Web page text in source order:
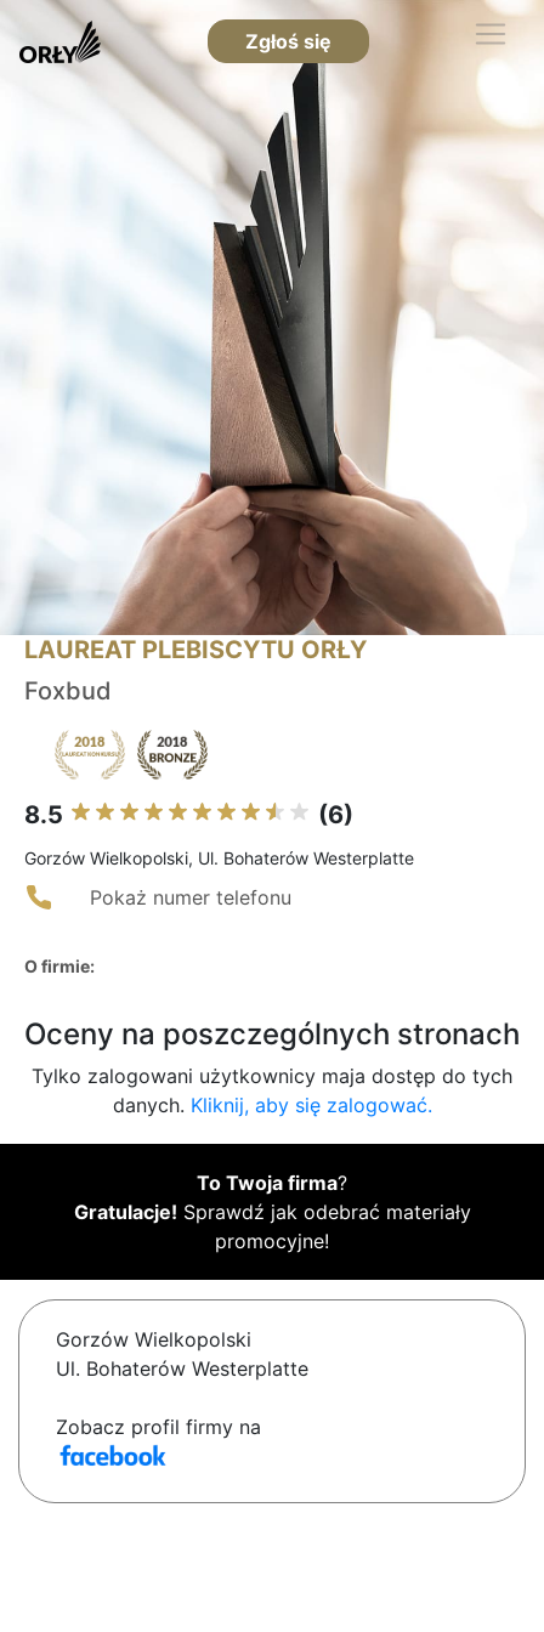
Zgłoś się
LAUREAT PLEBISCYTU ORŁY
Foxbud
8.5 (6)
Gorzów Wielkopolski, Ul. Bohaterów Westerplatte
Pokaż numer telefonu
O firmie:
Oceny na poszczególnych stronach
Tylko zalogowani użytkownicy maja dostęp do tych
danych. Kliknij, aby się zalogować.
To Twoja firma?
Gratulacje! Sprawdź jak odebrać materiały
promocyjne!
Gorzów Wielkopolski
Ul. Bohaterów Westerplatte
Zobacz profil firmy na